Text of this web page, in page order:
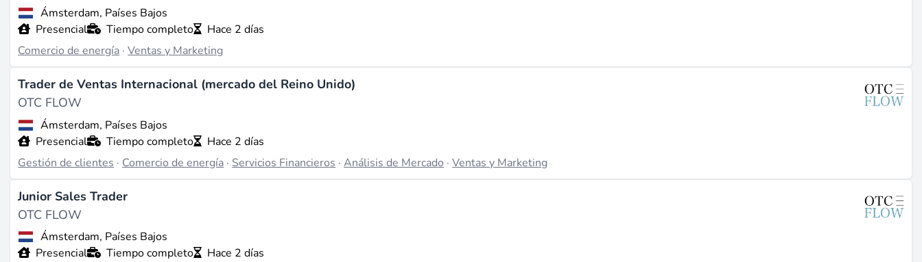
Ámsterdam, Países Bajos
Presencial
Tiempo completo
Hace 2 días
Comercio de energía ·Ventas y Marketing
Trader de Ventas Internacional (mercado del Reino Unido)
OTC FLOW
Ámsterdam, Países Bajos
Presencial
Tiempo completo
Hace 2 días
Gestión de clientes · Comercio de energía · Servicios Financieros ·Análisis de Mercado ·Ventas y Marketing
Junior Sales Trader
OTC FLOW
Ámsterdam, Países Bajos
Presencial
Tiempo completo
Hace 2 días